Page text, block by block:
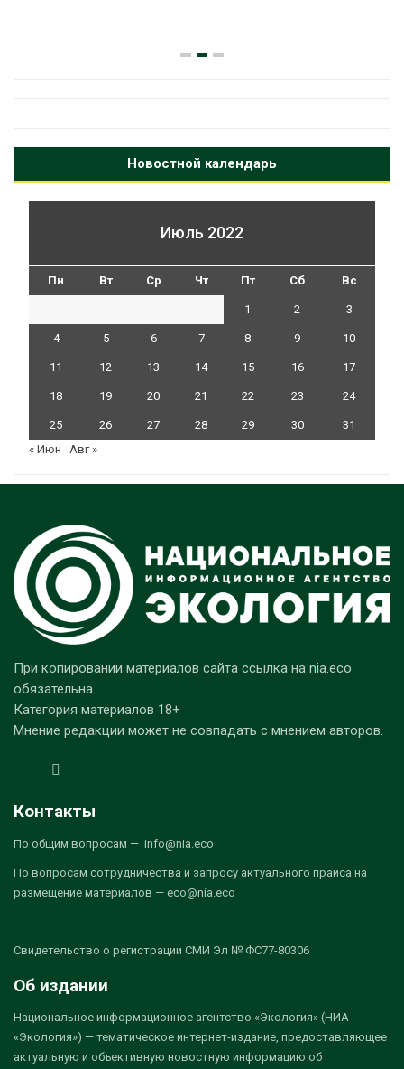
Новостной календарь
Июль 2022
Пн Вт Ср Чт Пт Сб Вс
1 2 3
4 5 6 7 8 9 10
11 12 13 14 15 16 17
18 19 20 21 22 23 24
25 26 27 28 29 30
31
« Июн
Авг »
При копировании материалов сайта ссылка на nia.eco
обязательна.
Категория материалов 18+
Мнение редакции может не совпадать с мнением авторов.
Контакты
По общим вопросам — info@nia.eco
По вопросам сотрудничества и запросу актуального прайса на
размещение материалов — eco@nia.eco
Свидетельство о регистрации СМИ Эл № ФС77-80306
Об издании
Национальное информационное агентство «Экология» (НИА
«Экология») — тематическое интернет-издание, предоставляющее
актуальную и объективную новостную информацию об